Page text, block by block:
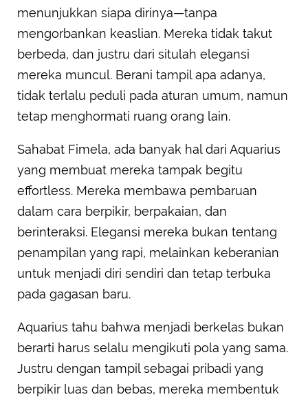
menunjukkan siapa dirinya—tanpa
mengorbankan keaslian. Mereka tidak takut
berbeda, dan justru dari situlah elegansi
mereka muncul. Berani tampil apa adanya,
tidak terlalu peduli pada aturan umum, namun
tetap menghormati ruang orang lain.
Sahabat Fimela, ada banyak hal dari Aquarius
yang membuat mereka tampak begitu
effortless. Mereka membawa pembaruan
dalam cara berpikir, berpakaian, dan
berinteraksi. Elegansi mereka bukan tentang
penampilan yang rapi, melainkan keberanian
untuk menjadi diri sendiri dan tetap terbuka
pada gagasan baru.
Aquarius tahu bahwa menjadi berkelas bukan
berarti harus selalu mengikuti pola yang sama.
Justru dengan tampil sebagai pribadi yang
berpikir luas dan bebas, mereka membentuk